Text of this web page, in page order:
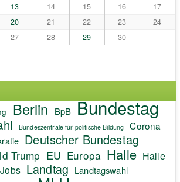
13 14 15 16
17
20 21 22 23
24
27 28 29 30
Berlin BpB Bundestag
Bundeszentrale für politische Bildung Corona
Deutscher Bundestag
Trump EU Europa Halle Halle
Jobs Landtag Landtagswahl